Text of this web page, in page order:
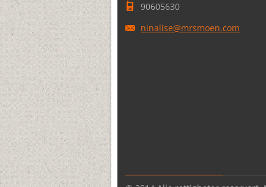
90605630
ninalise@mrsmoen.com